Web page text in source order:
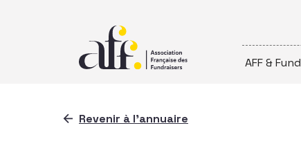
AFF &
Revenir à l'annuaire